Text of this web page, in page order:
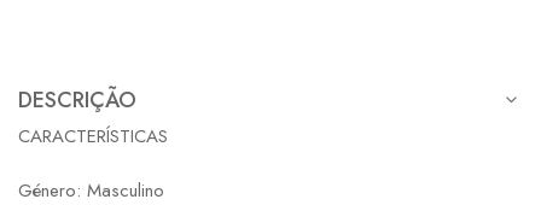
DESCRIÇÃO
CARACTERÍSTICAS
Género: Masculino